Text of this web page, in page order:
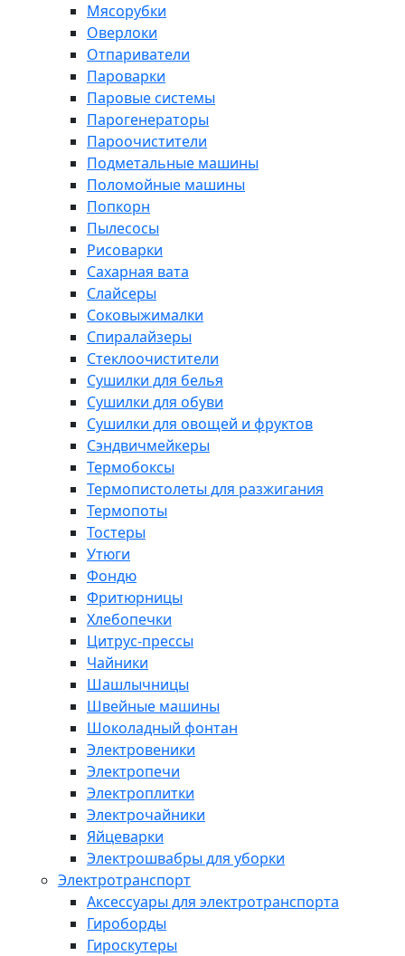
Мясорубки
Оверлоки
Отпариватели
Пароварки
Паровые системы
Парогенераторы
Пароочистители
Подметальные машины
Поломойные машины
Попкорн
Пылесосы
Рисоварки
Сахарная вата
Слайсеры
Соковыжималки
Спиралайзеры
Стеклоочистители
Сушилки для белья
Сушилки для обуви
Сушилки для овощей и фруктов
Сэндвичмейкеры
Термобоксы
Термопистолеты для разжигания
Термопоты
Тостеры
Утюги
Фондю
Фритюрницы
Хлебопечки
Цитрус-прессы
Чайники
Шашлычницы
Швейные машины
Шоколадный фонтан
Электровеники
Электропечи
Электроплитки
Электрочайники
Яйцеварки
Электрошвабры для уборки
Электротранспорт
Аксессуары для электротранспорта
Гироборды
Гироскутеры